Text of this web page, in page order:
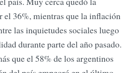
el 36%, mientras que la inflación
las inquietudes sociales luego
durante parte del año pasado.
que el 58% de los argentinos